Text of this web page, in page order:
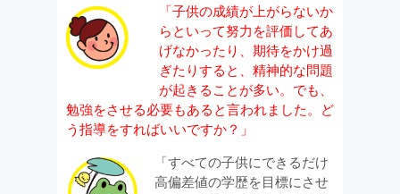
「子供の成績が上がらないか
らといって努力を評価してあ
げなかったり、期待をかけ過
ぎたりすると、精神的な問題
が起きることが多い。でも、
勉強をさせる必要もあると言われました。ど
う指導をすればいいですか？」
「すべての子供にできるだけ
高偏差値の学歴を目標にさせ